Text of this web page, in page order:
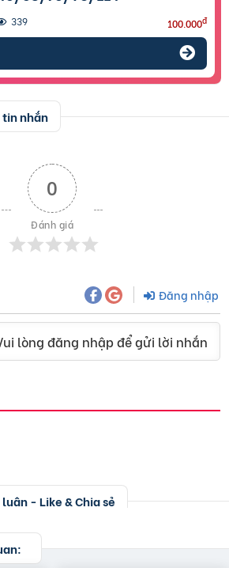
339 100.000đ
tin nhắn
0
Đánh giá
Đăng nhập
lòng đăng nhập để gửi lời nhắn
- Like & Chia sẻ